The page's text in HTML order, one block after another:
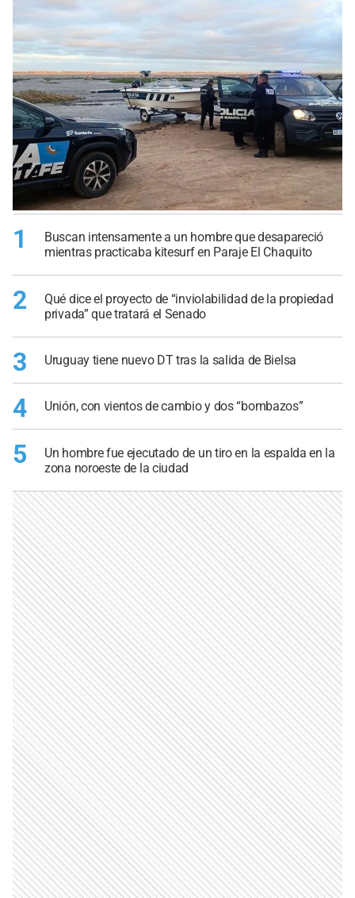
1
Buscan intensamente a un hombre que desapareció
mientras practicaba kitesurf en Paraje El Chaquito
2
Qué dice el proyecto de “inviolabilidad de la propiedad
privada” que tratará el Senado
3 Uruguay tiene nuevo DT tras la salida de Bielsa
4 Unión, con vientos de cambio y dos “bombazos”
5
Un hombre fue ejecutado de un tiro en la espalda en la
zona noroeste de la ciudad